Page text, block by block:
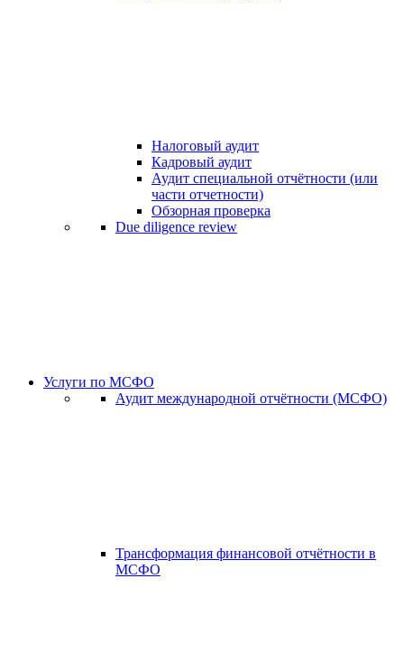
Налоговый аудит
Кадровый аудит
Аудит специальной отчётности (или
части отчетности)
Обзорная проверка
Due diligence review
Услуги по МСФО
Аудит международной отчётности (МСФО)
Трансформация финансовой отчётности в
МСФО